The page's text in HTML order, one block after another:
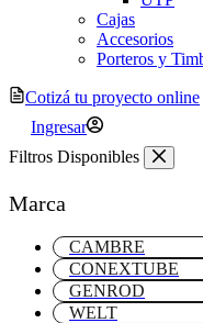
Cajas
Accesorios
Porteros y
Cotizá tu proyecto online
Ingresar
Filtros Disponibles
Marca
CAMBRE
CONEXTUBE
GENROD
WELT